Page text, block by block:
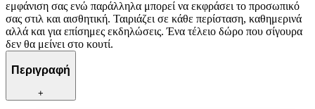
εμφάνιση σας ενώ παράλληλα μπορεί να εκφράσει το προσωπικό
σας στιλ και αισθητική. Ταιριάζει σε κάθε περίσταση, καθημερινά
αλλά και για επίσημες εκδηλώσεις. Ένα τέλειο δώρο που σίγουρα
δεν θα μείνει στο κουτί.
Περιγραφή
+